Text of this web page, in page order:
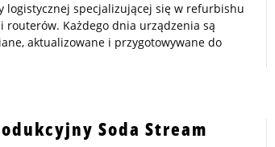
logistycznej specjalizującej się w refurbishu
routerów. Każdego dnia urządzenia są
aktualizowane i przygotowywane do
Soda Stream